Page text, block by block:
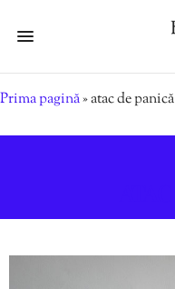
Prima pagină»atac de panică